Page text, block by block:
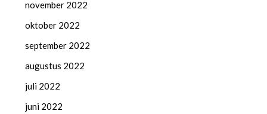
november 2022
oktober 2022
september 2022
augustus 2022
juli 2022
juni 2022